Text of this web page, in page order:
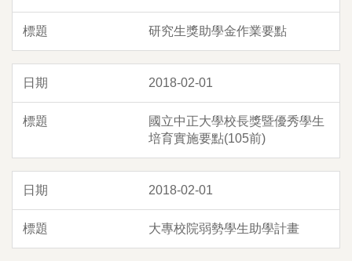
研究生獎助學金作業要點
2018-02-01
國立中正大學校長獎暨優秀學生
培育實施要點(105前)
2018-02-01
大專校院弱勢學生助學計畫